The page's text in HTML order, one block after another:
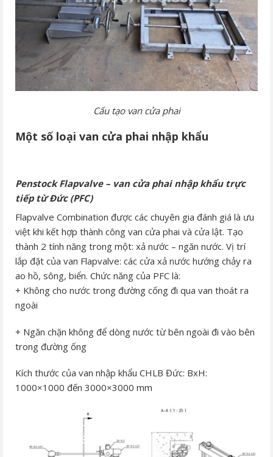
Cấu tạo van cửa phai
Một số loại van cửa phai nhập khẩu
Penstock Flapvalve – van cửa phai nhập khẩu trực
tiếp từ Đức (PFC)
Flapvalve Combination được các chuyên gia đánh giá là ưu
việt khi kết hợp thành công van cửa phai và cửa lật. Tạo
thành 2 tính năng trong một: xả nước – ngăn nước. Vị trí
lắp đặt của van Flapvalve: các cửa xả nước hướng chảy ra
ao hồ, sông, biển. Chức năng của PFC là:
+ Không cho nước trong đường cống đi qua van thoát ra
ngoài
+ Ngăn chặn không để dòng nước từ bên ngoài đi vào bên
trong đường ống
Kích thước của van nhập khẩu CHLB Đức: BxH:
1000×1000 đến 3000×3000 mm